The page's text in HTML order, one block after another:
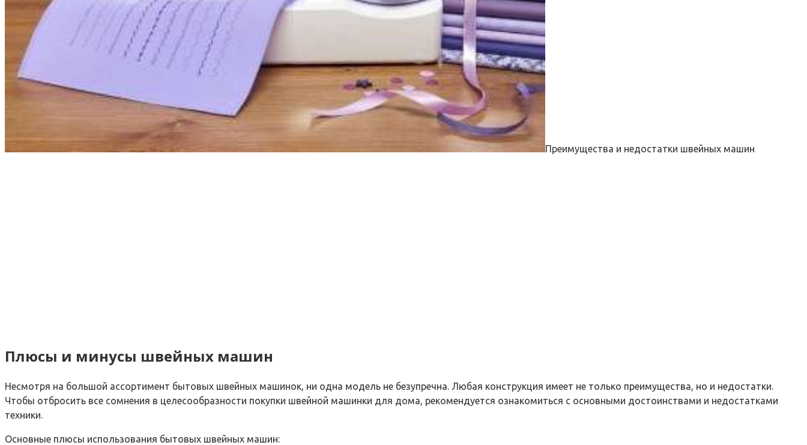
Преимущества и недостатки швейных машин
Плюсы и минусы швейных машин
Несмотря на большой ассортимент бытовых швейных машинок, ни одна модель не безупречна. Любая конструкция имеет не только преимущества, но и недостатки.
Чтобы отбросить все сомнения в целесообразности покупки швейной машинки для дома, рекомендуется ознакомиться с основными достоинствами и недостатками
техники.
Основные плюсы использования бытовых швейных машин: